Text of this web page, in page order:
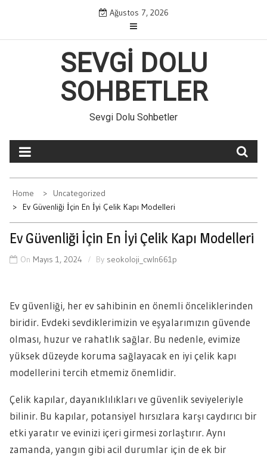
content
Ağustos 7, 2026
SEVGI DOLU
SOHBETLER
Sevgi Dolu Sohbetler
Home
Uncategorized
Ev Güvenliği İçin En İyi Çelik Kapı Modelleri
Ev Güvenliği İçin En İyi Çelik Kapı Modelleri
On Mayıs 1, 2024 By seokoloji_cwln661p
Ev güvenliği, her ev sahibinin en önemli önceliklerinden
biridir. Evdeki sevdiklerimizin ve eşyalarımızın güvende
olması, huzur ve rahatlık sağlar. Bu nedenle, evimize
yüksek düzeyde koruma sağlayacak en iyi çelik kapı
modellerini tercih etmemiz önemlidir.
Çelik kapılar, dayanıklılıkları ve güvenlik seviyeleriyle
bilinir. Bu kapılar, potansiyel hırsızlara karşı caydırıcı bir
etki yaratır ve evinizi içeri girmesi zorlaştırır. Aynı
zamanda, yangın gibi acil durumlar için de ek bir